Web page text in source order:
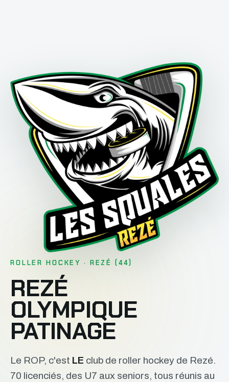
ROLLER HOCKEY · REZÉ (44)
REZÉ
OLYMPIQUE
PATINAGE
Le ROP, c'est LE club de roller hockey de Rezé.
70 licenciés, des U7 aux seniors, tous réunis au